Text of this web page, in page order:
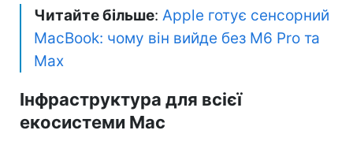
Читайте більше: Apple готує сенсорний
MacBook: чому він вийде без M6 Pro та
Max
Інфраструктура для всієї
екосистеми Mac